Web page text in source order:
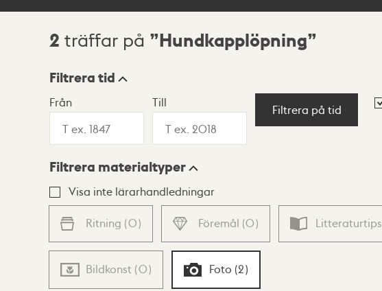
Sökresultat
2 träffar på Hundkapplöpning
Visningsläge
Lista Karta
Filtrera tid
Från Till
Filtrera på tid
Filtrera materialtyper
Visa inte lärarhandledningar
Ritning (0) Föremål (0) Litteraturtips
Bildkonst (0) Foto (2)